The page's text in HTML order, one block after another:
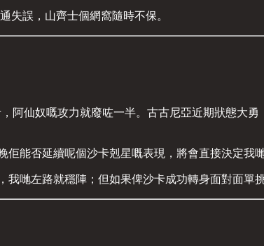
失誤，山齊士個網窩隨時不保。
仙奴嘅攻力就廢咗一半。古古尼亞近期狀態大勇
能否延續呢個沙卡剋星嘅表現，將會直接決定我
哋左路就穩陣；但如果俾沙卡成功轉身面對面單